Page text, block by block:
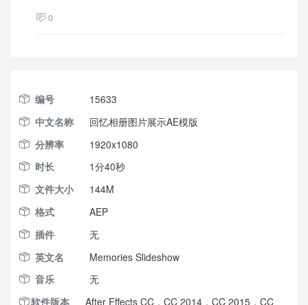
0
编号
15633
中文名称
回忆相册图片展示AE模版
分辨率
1920x1080
时长
1分40秒
文件大小
144M
格式
AEP
插件
无
英文名
Memories Slideshow
音乐
无
软件版本
After Effects CC，CC 2014，CC 2015，CC